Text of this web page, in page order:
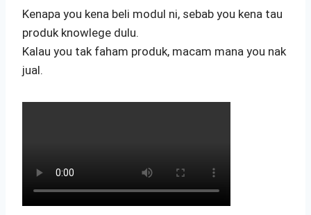
Kenapa you kena beli modul ni, sebab you kena tau
produk knowlege dulu.
Kalau you tak faham produk, macam mana you nak
jual.